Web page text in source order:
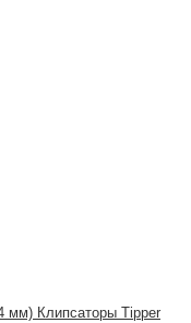
мм) Клипсаторы Tipper